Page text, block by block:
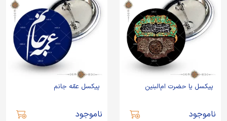
پیکسل یا حضرت ام‌البنین
ناموجود
پیکسل عمّه جانم
ناموجود